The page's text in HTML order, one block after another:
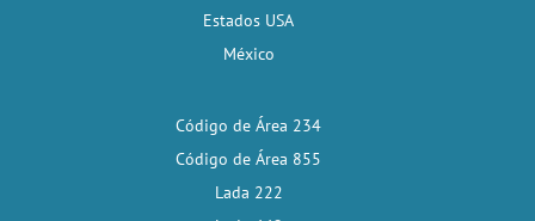
Estados USA
México
Código de Área 234
Código de Área 855
Lada 222